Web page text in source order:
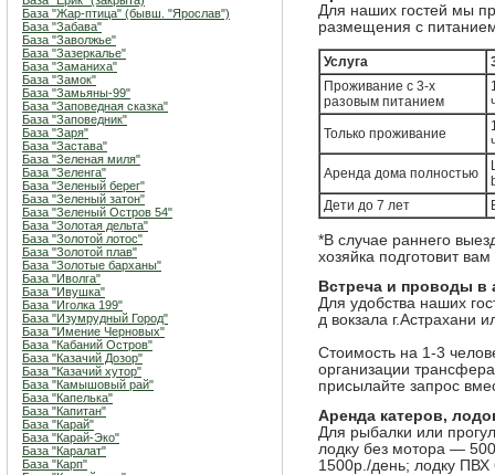
База "Жар-птица" (бывш. "Ярослав")
База "Забава"
База "Заволжье"
База "Зазеркалье"
База "Заманиха"
База "Замок"
База "Замьяны-99"
База "Заповедная сказка"
База "Заповедник"
База "Заря"
База "Застава"
База "Зеленая миля"
База "Зеленга"
База "Зеленый берег"
База "Зеленый затон"
База "Зеленый Остров 54"
База "Золотая дельта"
База "Золотой лотос"
База "Золотой плав"
База "Золотые барханы"
База "Иволга"
База "Ивушка"
База "Иголка 199"
База "Изумрудный Город"
База "Имение Черновых"
База "Кабаний Остров"
База "Казачий Дозор"
База "Казачий хутор"
База "Камышовый рай"
База "Капелька"
База "Капитан"
База "Карай"
База "Карай-Эко"
База "Каралат"
База "Карп"
Для наших гостей мы
размещения с
Услуга
Проживание с 3-х
разовым питанием
Только проживание
Аренда дома полностью
Дети до 7 лет
*В случае раннего
хозяйка подготовит
Встреча и проводы в
Для удобства наших
д вокзала г.Астрахани
Стоимость на 1-3
организации
присылайте запрос
Аренда катеров,
Для рыбалки или
лодку без мотора —
1500р./день; лодку